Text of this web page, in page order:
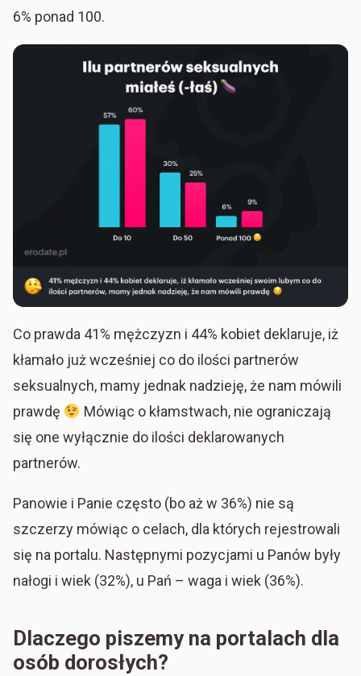
6% ponad 100.
Co prawda 41% mężczyzn i 44% kobiet deklaruje, iż
kłamało już wcześniej co do ilości partnerów
seksualnych, mamy jednak nadzieję, że nam mówili
prawdę
Mówiąc o kłamstwach, nie ograniczają
się one wyłącznie do ilości deklarowanych
partnerów.
Panowie i Panie często (bo aż w 36%) nie są
szczerzy mówiąc o celach, dla których rejestrowali
się na portalu. Następnymi pozycjami u Panów były
nałogi i wiek (32%), u Pań – waga i wiek (36%).
Dlaczego piszemy na portalach dla
osób dorosłych?